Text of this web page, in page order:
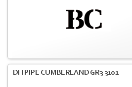
DH PIPE CUMBERLAND GR3 3101